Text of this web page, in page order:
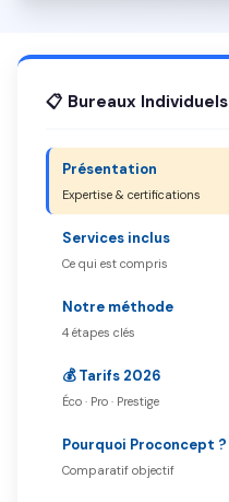
📋 Bureaux Individuels
Présentation
Expertise & certifications
Services inclus
Ce qui est compris
Notre méthode
4 étapes clés
💰 Tarifs 2026
Éco · Pro · Prestige
Pourquoi Proconcept ?
Comparatif objectif